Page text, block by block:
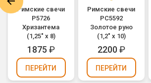
Римские свечи
Р5726
Хризантема
(1,25" х 8)
1875 ₽
ПЕРЕЙТИ
Римские свечи
РС5592
Золотое руно
(1,2" х 10)
2200₽
ПЕРЕЙТИ